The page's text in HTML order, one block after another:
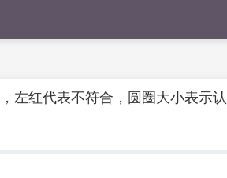
左红代表不符合，圆圈大小表示